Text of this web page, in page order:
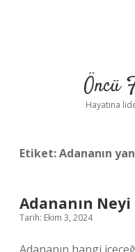
Öncü
Hayatına
Etiket:Adananın
Adananın
Tarih: Ekim 3, 2024